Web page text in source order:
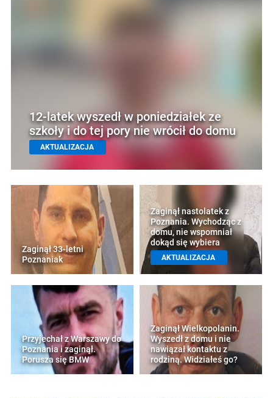
12-latek wyszedł w poniedziałek ze
szkoły i do tej pory nie wrócił do domu
AKTUALIZACJA
Zaginął 33-letni
Poznaniak
Zaginął nastolatek z
Poznania. Wychodząc z
domu, nie wspomniał
dokąd się wybiera
AKTUALIZACJA
Przyjechał z Warszawy do
Poznania i zaginął.
Porusza się BMW
Zaginął Wielkopolanin.
Wyszedł z domu i nie
nawiązał kontaktu z
rodziną. Widziałeś go?